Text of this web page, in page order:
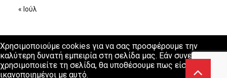
« Ιούλ
Χρησιμοποιούμε cookies για να σας προσφέρουμε την
καλύτερη δυνατή εμπειρία στη σελίδα μας. Εάν συνεχίσετε να
χρησιμοποιείτε τη σελίδα, θα υποθέσουμε πως είστε
ικανοποιημένοι με αυτό.